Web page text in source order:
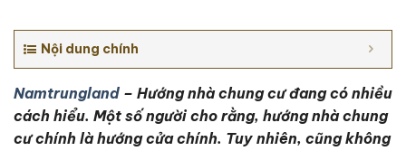
Nội dung chính
Namtrungland – Hướng nhà chung cư đang có nhiều
cách hiểu. Một số người cho rằng, hướng nhà chung
cư chính là hướng cửa chính. Tuy nhiên, cũng không